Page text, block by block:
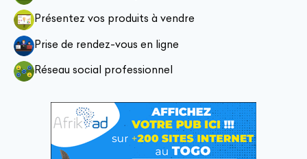
Présentez vos produits à vendre
Prise de rendez-vous en ligne
Réseau social professionnel